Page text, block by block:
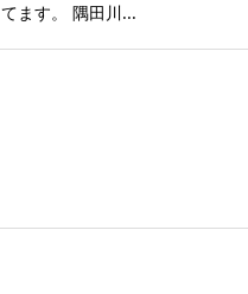
てます。 隅田川...